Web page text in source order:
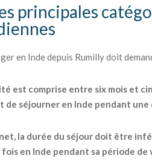
principales
en Inde depuis Rumilly doit
est comprise entre six mois et
de séjourner en Inde pendant une
la durée du séjour doit être
en Inde pendant sa période de